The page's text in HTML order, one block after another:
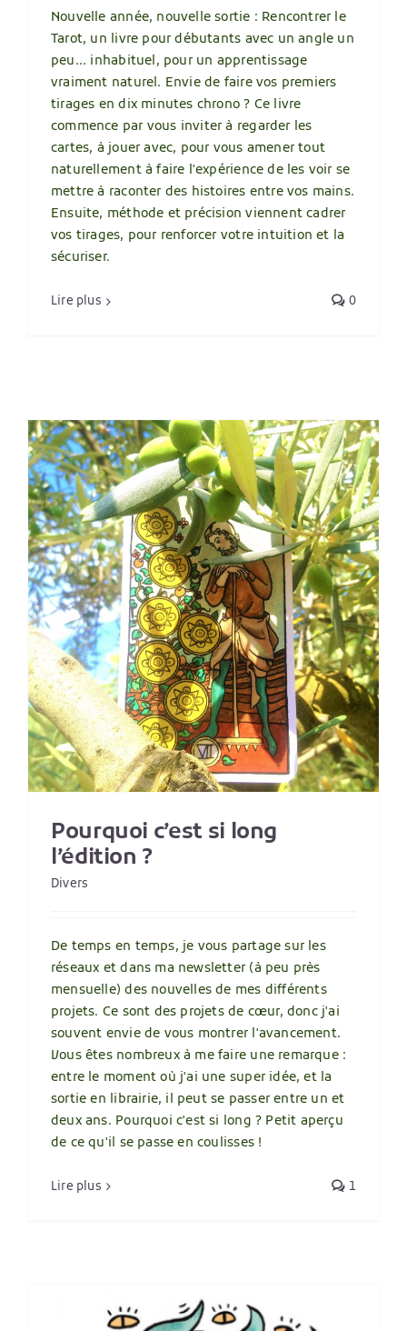
Nouvelle année, nouvelle sortie : Rencontrer le
Tarot, un livre pour débutants avec un angle un
peu... inhabituel, pour un apprentissage
vraiment naturel. Envie de faire vos premiers
tirages en dix minutes chrono ? Ce livre
commence par vous inviter à regarder les
cartes, à jouer avec, pour vous amener tout
naturellement à faire l'expérience de les voir se
mettre à raconter des histoires entre vos mains.
Ensuite, méthode et précision viennent cadrer
vos tirages, pour renforcer votre intuition et la
sécuriser.
Lire plus 0
Pourquoi c’est si long
l’édition ?
Divers
De temps en temps, je vous partage sur les
réseaux et dans ma newsletter (à peu près
mensuelle) des nouvelles de mes différents
projets. Ce sont des projets de cœur, donc j'ai
souvent envie de vous montrer l'avancement.
Vous êtes nombreux à me faire une remarque :
entre le moment où j'ai une super idée, et la
sortie en librairie, il peut se passer entre un et
deux ans. Pourquoi c'est si long ? Petit aperçu
de ce qu'il se passe en coulisses !
Lire plus 1